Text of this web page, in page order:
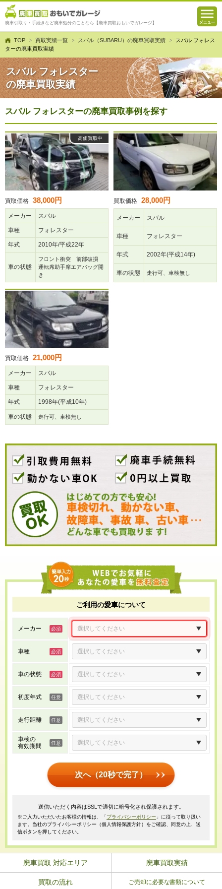
廃車引取り・手続きなど廃車処分のことなら【廃車買取おもいでガレージ】
TOP 買取実績一覧 スバル（SUBARU）の廃車買取実績
スバル フォレス
ターの廃車買取実績
スバル フォレスター
の廃車買取実績
スバル フォレスターの廃車買取事例を探す
高価買取中
買取価格 38,000円
メーカー スバル
車種 フォレスター
年式 2010年/平成22年
車の状態
フロント衝突 前部破損
運転席助手席エアバッグ開
き
買取価格 28,000円
メーカー スバル
車種 フォレスター
年式 2002年(平成14年)
車の状態 走行可、車検無し
買取価格 21,000円
メーカー スバル
車種 フォレスター
年式 1998年(平成10年)
車の状態 走行可、車検無し
ご利用の愛車について
メーカー
車種
車の状態
初度年式
走行距離
車検の
有効期間
次へ（20秒で完了）
送信いただく内容はSSLで適切に暗号化され保護されます。
※ご入力いただいたお客様の情報は、「プライバシーポリシー 」に従って取り扱い
ます。当社のプライバシーポリシー（個人情報保護方針）をご確認、同意の上、送
信ボタンを押してください。
廃車買取 対応エリア 廃車買取実績
買取の流れ ご売却に必要な書類について